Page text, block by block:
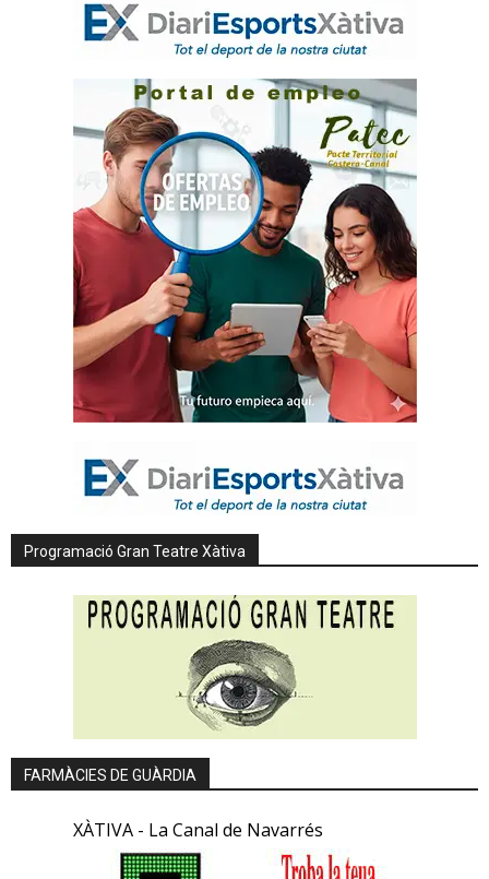
Programació Gran Teatre Xàtiva
FARMÀCIES DE GUÀRDIA
XÀTIVA - La Canal de Navarrés